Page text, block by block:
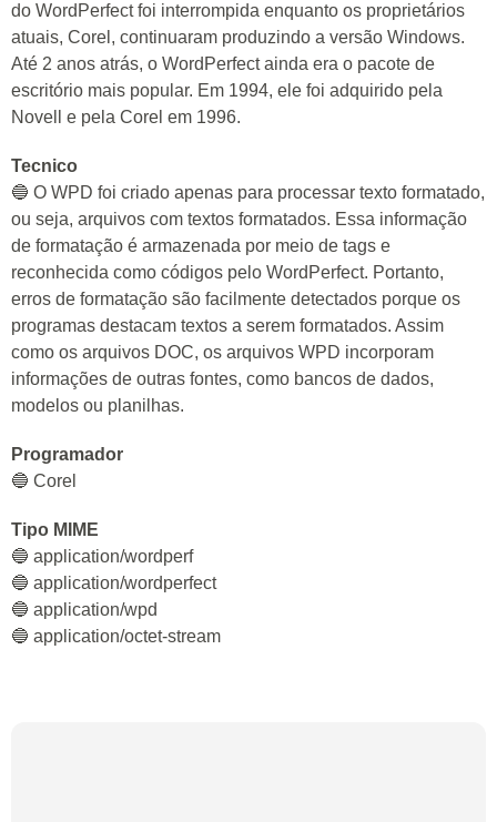
do WordPerfect foi interrompida enquanto os proprietários
atuais, Corel, continuaram produzindo a versão Windows.
Até 2 anos atrás, o WordPerfect ainda era o pacote de
escritório mais popular. Em 1994, ele foi adquirido pela
Novell e pela Corel em 1996.
Tecnico
🔵 O WPD foi criado apenas para processar texto formatado,
ou seja, arquivos com textos formatados. Essa informação
de formatação é armazenada por meio de tags e
reconhecida como códigos pelo WordPerfect. Portanto,
erros de formatação são facilmente detectados porque os
programas destacam textos a serem formatados. Assim
como os arquivos DOC, os arquivos WPD incorporam
informações de outras fontes, como bancos de dados,
modelos ou planilhas.
Programador
🔵 Corel
Tipo MIME
🔵 application/wordperf
🔵 application/wordperfect
🔵 application/wpd
🔵 application/octet-stream